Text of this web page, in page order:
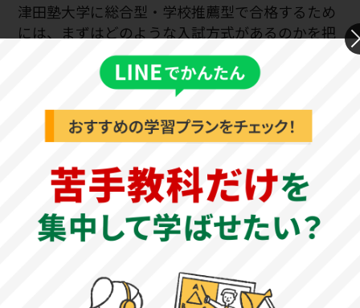
津田塾大学に総合型・学校推薦型で合格するため
には、まずはどのような入試方式があるのかを把
握することが重要です。
自分が学びたい学部・学科の入試方式から調べて
もよいですし、合格の可能性が高い方式を選ぶの
も一つの戦略です。
ここでは、津田塾大学における総合型・学校推薦